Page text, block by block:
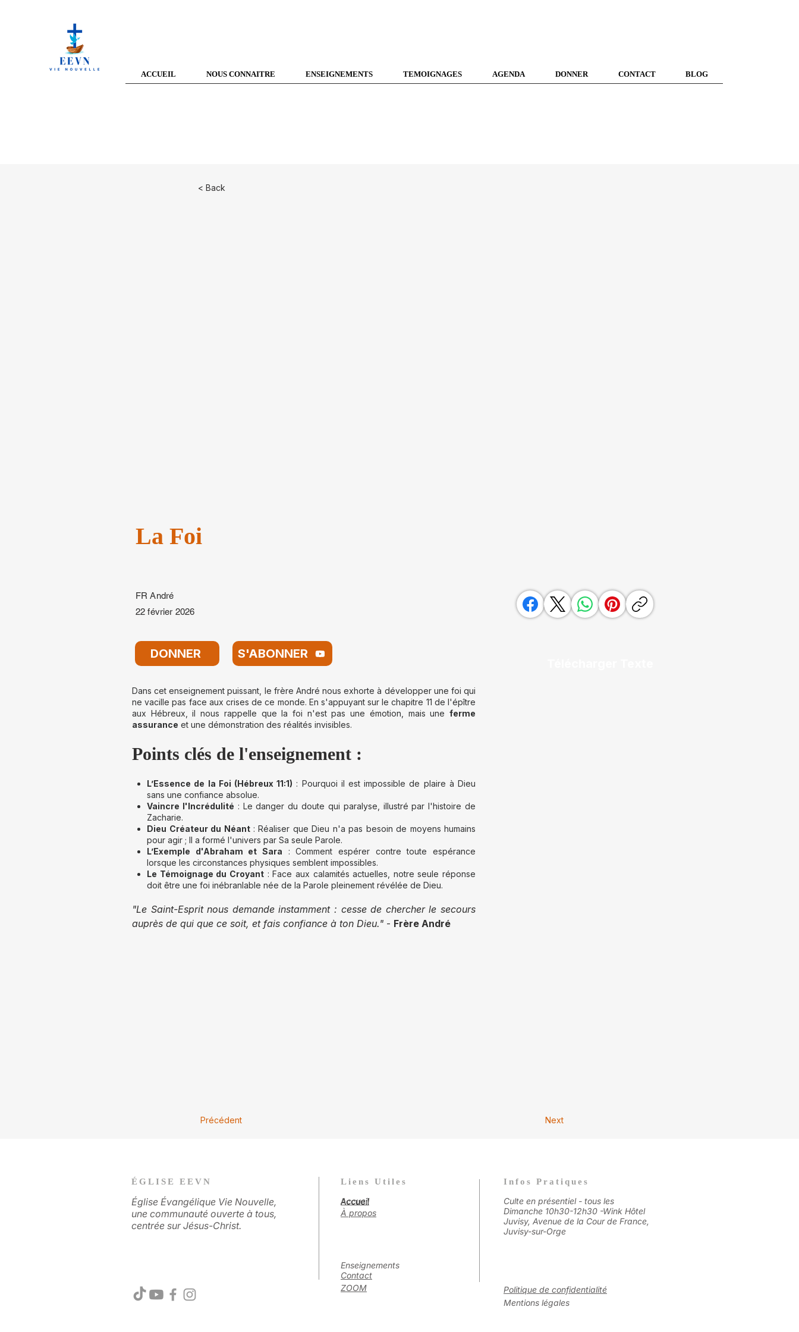
ACCUEIL NOUS CONNAITRE ENSEIGNEMENTS TEMOIGNAGES AGENDA DONNER CONTACT BLOG
< Back
La Foi
FR André
22 février 2026
DONNER S'ABONNER
Dans cet enseignement puissant, le frère André nous exhorte à développer une foi qui
ne vacille pas face aux crises de ce monde. En s'appuyant sur le chapitre 11 de l'épître
aux Hébreux, il nous rappelle que la foi n'est pas une émotion, mais une ferme
assurance et une démonstration des réalités invisibles.
Points clés de l'enseignement :
L’Essence de la Foi (Hébreux 11:1) : Pourquoi il est impossible de plaire à Dieu
sans une confiance absolue.
Vaincre l'Incrédulité : Le danger du doute qui paralyse, illustré par l'histoire de
Zacharie.
Dieu Créateur du Néant: Réaliser que Dieu n'a pas besoin de moyens humains
pour agir ; Il a formé l'univers par Sa seule Parole.
L’Exemple d'Abraham et Sara : Comment espérer contre toute espérance
lorsque les circonstances physiques semblent impossibles.
Le Témoignage du Croyant : Face aux calamités actuelles, notre seule réponse
doit être une foi inébranlable née de la Parole pleinement révélée de Dieu.
"Le Saint-Esprit nous demande instamment : cesse de chercher le secours
auprès de qui que ce soit, et fais confiance à ton Dieu." - Frère André
Précédent Next
ÉGLISE EEVN
Église Évangélique Vie Nouvelle,
une communauté ouverte à tous,
centrée sur Jésus-Christ.
Liens Utiles
Accueil
Accueil
À propos
Enseignements
Contact
ZOOM
Infos Pratiques
Culte en présentiel - tous les
Dimanche 10h30-12h30 -Wink Hôtel
Juvisy, Avenue de la Cour de France,
Juvisy-sur-Orge​
Politique de confidentialité
Mentions légales​